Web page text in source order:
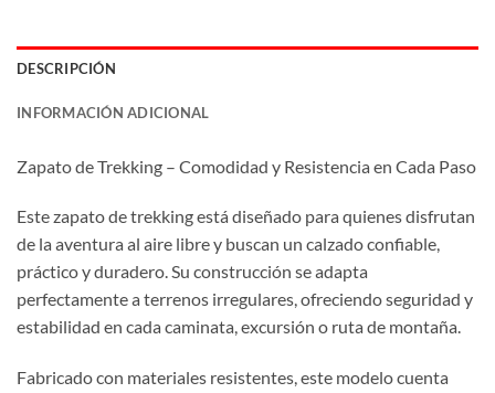
DESCRIPCIÓN
INFORMACIÓN ADICIONAL
Zapato de Trekking – Comodidad y Resistencia en Cada Paso
Este zapato de trekking está diseñado para quienes disfrutan
de la aventura al aire libre y buscan un calzado confiable,
práctico y duradero. Su construcción se adapta
perfectamente a terrenos irregulares, ofreciendo seguridad y
estabilidad en cada caminata, excursión o ruta de montaña.
Fabricado con materiales resistentes, este modelo cuenta